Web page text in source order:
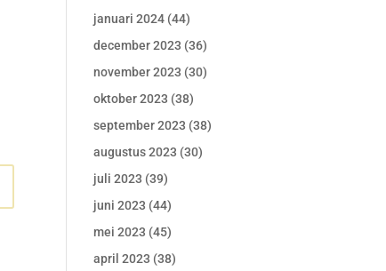
januari 2024 (44)
december 2023 (36)
november 2023 (30)
oktober 2023 (38)
september 2023 (38)
augustus 2023 (30)
juli 2023 (39)
juni 2023 (44)
mei 2023 (45)
april 2023 (38)